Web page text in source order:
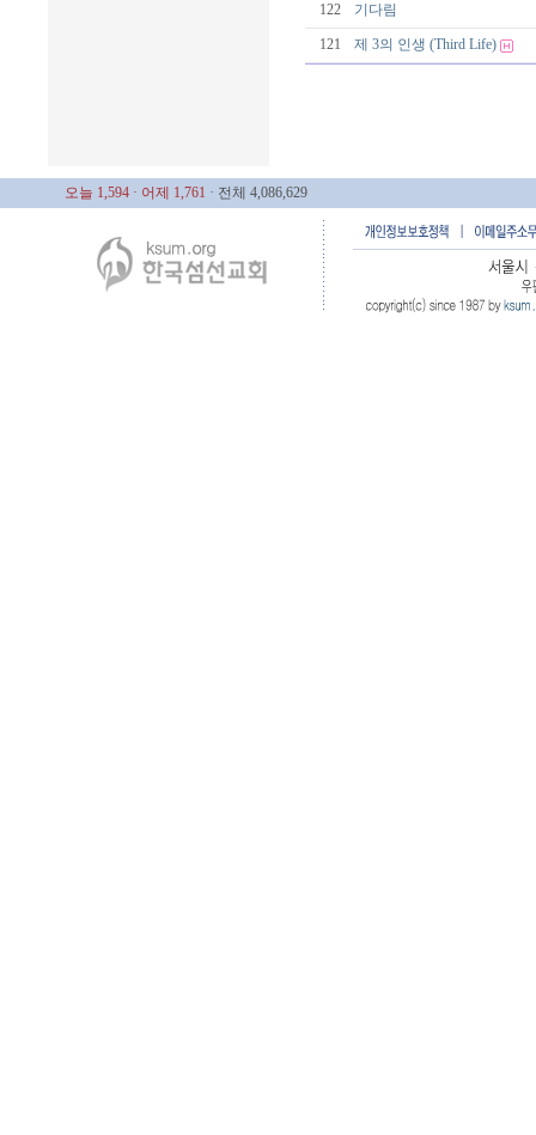
122 기다림
121 제 3의 인생 (Third Life)
오늘 1,594 · 어제 1,761 · 전체 4,086,629